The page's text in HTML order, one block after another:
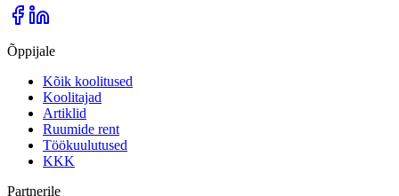
Õppijale
Kõik koolitused
Koolitajad
Artiklid
Ruumide rent
Töökuulutused
KKK
Partnerile